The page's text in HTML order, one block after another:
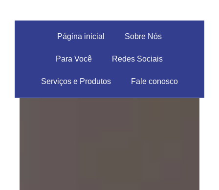
Página inicial Sobre Nós
Para Você Redes Sociais
Serviços e Produtos Fale conosco